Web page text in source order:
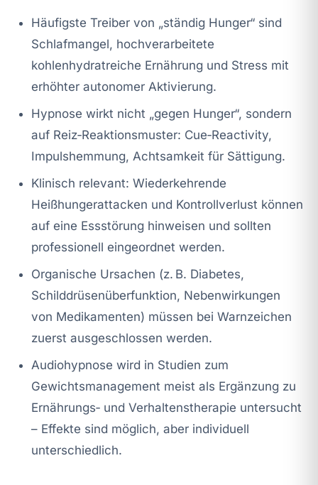
Häufigste Treiber von „ständig Hunger“ sind
Schlafmangel, hochverarbeitete
kohlenhydratreiche Ernährung und Stress mit
erhöhter autonomer Aktivierung.
Hypnose wirkt nicht „gegen Hunger“, sondern
auf Reiz‑Reaktionsmuster: Cue‑Reactivity,
Impulshemmung, Achtsamkeit für Sättigung.
Klinisch relevant: Wiederkehrende
Heißhungerattacken und Kontrollverlust können
auf eine Essstörung hinweisen und sollten
professionell eingeordnet werden.
Organische Ursachen (z. B. Diabetes,
Schilddrüsenüberfunktion, Nebenwirkungen
von Medikamenten) müssen bei Warnzeichen
zuerst ausgeschlossen werden.
Audiohypnose wird in Studien zum
Gewichtsmanagement meist als Ergänzung zu
Ernährungs‑ und Verhaltenstherapie untersucht
– Effekte sind möglich, aber individuell
unterschiedlich.